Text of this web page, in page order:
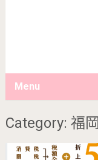
Menu
Category: 福